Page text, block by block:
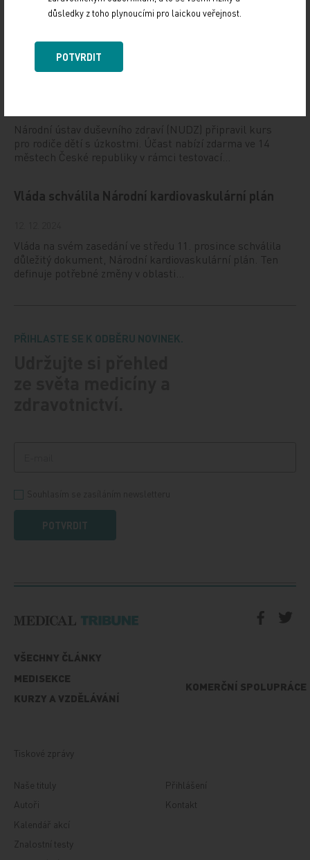
Dnešní Poradna přináší přehled o tom, jak funguje
při jeho předání pacientovi. Představí mimo…
Národní ústav duševního zdraví (NUDZ) připravil kurs
pro rodiče dětí s úzkostmi. Účast nabízí zdarma ve 14
městech České republiky v rámci testovací…
Vláda schválila Národní kardiovaskulární plán
Vláda na svém zasedání ve středu 11. prosince schválila
důležitý dokument, Národní kardiovaskulární plán. Ten
definuje potřebné změny v oblasti…
PŘIHLASTE SE K ODBĚRU NOVINEK.
POTVRDIT
VŠECHNY ČLÁNKY
MEDISEKCE
KURZY A VZDĚLÁVÁNÍ
KOMERČNÍ SPOLUPRÁCE
Tiskové zprávy
Naše tituly
Autoři
Kalendář akcí
Znalostní testy
Přihlášení
Kontakt
důsledky z toho plynoucími pro laickou veřejnost.
POTVRDIT